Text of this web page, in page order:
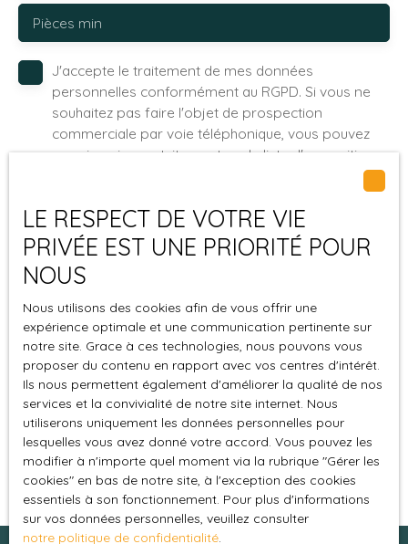
Pièces min
J'accepte le traitement de mes données
personnelles conformément au RGPD. Si vous ne
souhaitez pas faire l'objet de prospection
commerciale par voie téléphonique, vous pouvez
vous inscrire gratuitement sur la liste d'opposition
Internet www.bloctel.gouv.fr ou par courrier
adressé à :
Société Worldline, Service Bloctel, CS 61311, 41013
BLOIS CEDEX.
Pour en savoir plus sur le traitement de vos
données personnelles, veuillez consulter notre
politique de confidentialité.
Recevoir des annonces
LE RESPECT DE VOTRE VIE
PRIVÉE EST UNE PRIORITÉ POUR
NOUS
Nous utilisons des cookies afin de vous offrir une
expérience optimale et une communication pertinente sur
notre site. Grace à ces technologies, nous pouvons vous
proposer du contenu en rapport avec vos centres d'intérêt.
Ils nous permettent également d'améliorer la qualité de nos
services et la convivialité de notre site internet. Nous
utiliserons uniquement les données personnelles pour
lesquelles vous avez donné votre accord. Vous pouvez les
modifier à n'importe quel moment via la rubrique ″Gérer les
cookies″ en bas de notre site, à l'exception des cookies
essentiels à son fonctionnement. Pour plus d'informations
sur vos données personnelles, veuillez consulter
notre politique de confidentialité.